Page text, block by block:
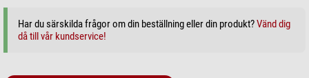
Har du särskilda frågor om din beställning eller din produkt?Vänd dig
då till vår kundservice!